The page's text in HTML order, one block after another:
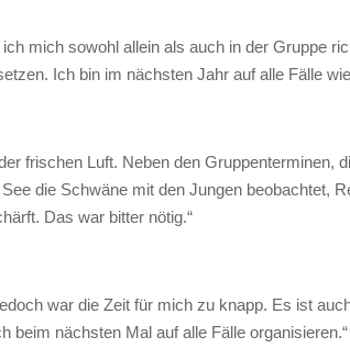
mich sowohl allein als auch in der Gruppe
Ich bin im nächsten Jahr auf alle Fälle
frischen Luft. Neben den Gruppenterminen,
die Schwäne mit den Jungen beobachtet,
Das war bitter nötig.“
war die Zeit für mich zu knapp. Es ist
beim nächsten Mal auf alle Fälle organisieren.“